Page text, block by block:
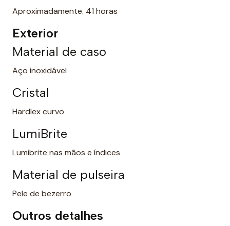
Aproximadamente. 41 horas
Exterior
Material de caso
Aço inoxidável
Cristal
Hardlex curvo
LumiBrite
Lumibrite nas mãos e índices
Material de pulseira
Pele de bezerro
Outros detalhes